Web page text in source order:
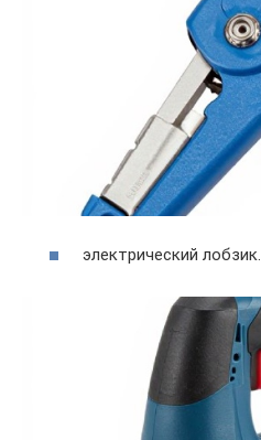
электрический лобзик.